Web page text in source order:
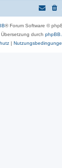
® Forum Software ©
durch
|